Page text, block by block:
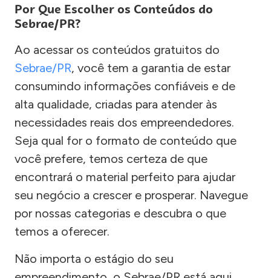
Por Que Escolher os Conteúdos do
Sebrae/PR?
Ao acessar os conteúdos gratuitos do
Sebrae/PR, você tem a garantia de estar
consumindo informações confiáveis e de
alta qualidade, criadas para atender às
necessidades reais dos empreendedores.
Seja qual for o formato de conteúdo que
você prefere, temos certeza de que
encontrará o material perfeito para ajudar
seu negócio a crescer e prosperar. Navegue
por nossas categorias e descubra o que
temos a oferecer.
Não importa o estágio do seu